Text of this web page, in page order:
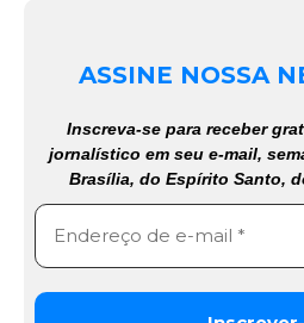
ASSINE NOSSA
Inscreva-se para receber
jornalístico em seu e-mail,
Brasília, do Espírito Santo,